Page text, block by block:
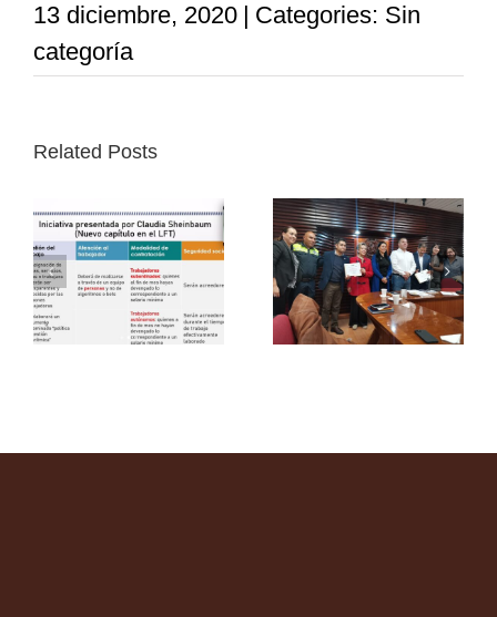
13 diciembre, 2020 | Categories: Sin
categoría
Related Posts